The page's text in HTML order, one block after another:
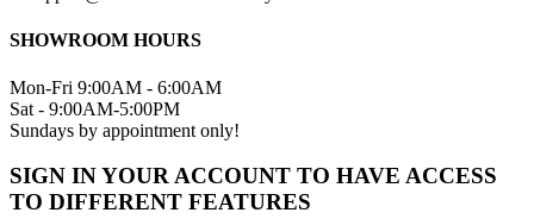
SHOWROOM HOURS
Mon-Fri 9:00AM - 6:00AM
Sat - 9:00AM-5:00PM
Sundays by appointment only!
SIGN IN YOUR ACCOUNT TO HAVE ACCESS
TO DIFFERENT FEATURES